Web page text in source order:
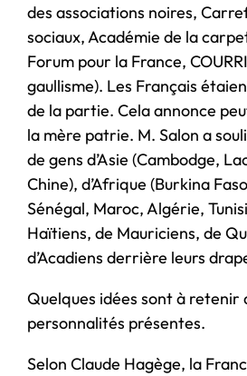
des associations noires,
sociaux, Académie de la
Forum pour la France,
gaullisme). Les Français
de la partie. Cela annonce
la mère patrie. M. Salon a
de gens d’Asie (Cambodge,
Chine), d’Afrique (Burkina
Sénégal, Maroc, Algérie,
Haïtiens, de Mauriciens, de
d’Acadiens derrière leurs
Quelques idées sont à retenir
personnalités présentes.
Selon Claude Hagège, la